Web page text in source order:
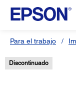
Para el trabajo
Discontinuado